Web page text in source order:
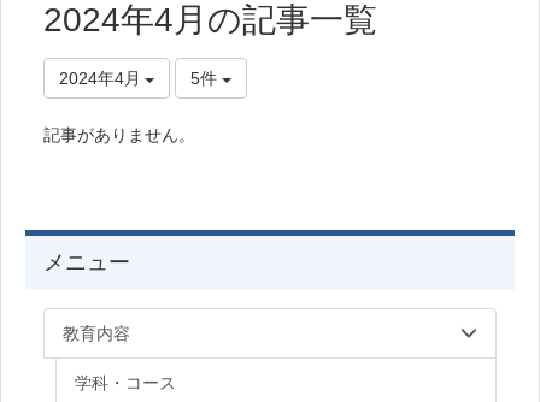
2024年4月の記事一覧
2024年4月 5件
記事がありません。
メニュー
教育内容
学科・コース